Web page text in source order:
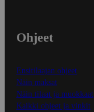
Ohjeet
Ensitilaajan ohjeet
Näin maksat
Näin tilaat ja muokkaat
Kaikki ohjeet ja vinkit